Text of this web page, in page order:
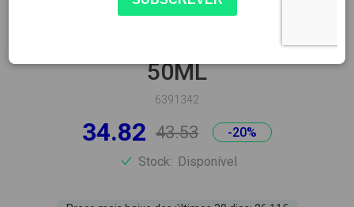
VICHY LIFTACTIV COLLAGEN
SPECIALIST CREME NOITE
50ML
6391342
34.82 43.53
-20%
Stock: Disponível